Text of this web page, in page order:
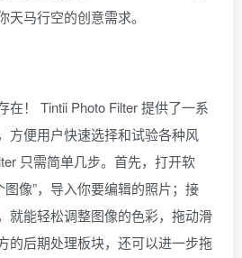
马行空的创意需求。
在！ Tintii Photo Filter 提供了一系
方便用户快速选择和试验各种风
只需简单几步。首先，打开软
像”，导入你要编辑的照片；接
就能轻松调整图像的色彩，拖动滑
的后期处理板块，还可以进一步拖